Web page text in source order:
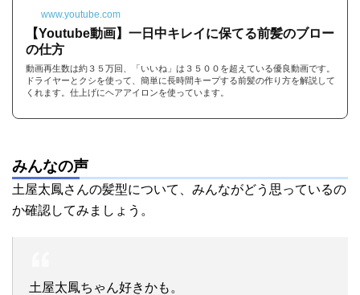
www.youtube.com
【Youtube動画】一日中キレイに保てる前髪のブロー
の仕方
動画再生数は約３５万回、「いいね」は３５００を超えている優良動画です。
ドライヤーとクシを使って、簡単に長時間キープする前髪の作り方を解説して
くれます。仕上げにヘアアイロンを使っています。
みんなの声
土屋太鳳さんの髪型について、みんながどう思っているの
か確認してみましょう。
土屋太鳳ちゃん好きかも。